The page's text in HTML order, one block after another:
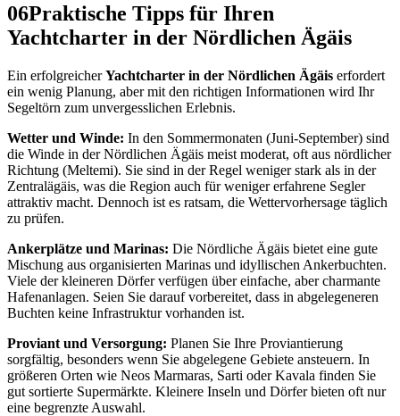
06Praktische Tipps für Ihren
Yachtcharter in der Nördlichen Ägäis
Ein erfolgreicherYachtcharter in der Nördlichen Ägäis erfordert
ein wenig Planung, aber mit den richtigen Informationen wird Ihr
Segeltörn zum unvergesslichen Erlebnis.
Wetter und Winde: In den Sommermonaten (Juni-September) sind
die Winde in der Nördlichen Ägäis meist moderat, oft aus nördlicher
Richtung (Meltemi). Sie sind in der Regel weniger stark als in der
Zentralägäis, was die Region auch für weniger erfahrene Segler
attraktiv macht. Dennoch ist es ratsam, die Wettervorhersage täglich
zu prüfen.
Ankerplätze und Marinas: Die Nördliche Ägäis bietet eine gute
Mischung aus organisierten Marinas und idyllischen Ankerbuchten.
Viele der kleineren Dörfer verfügen über einfache, aber charmante
Hafenanlagen. Seien Sie darauf vorbereitet, dass in abgelegeneren
Buchten keine Infrastruktur vorhanden ist.
Proviant und Versorgung: Planen Sie Ihre Proviantierung
sorgfältig, besonders wenn Sie abgelegene Gebiete ansteuern. In
größeren Orten wie Neos Marmaras, Sarti oder Kavala finden Sie
gut sortierte Supermärkte. Kleinere Inseln und Dörfer bieten oft nur
eine begrenzte Auswahl.